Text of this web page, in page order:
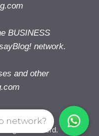
BUSINESS
network.
and other
right reserverd.
network?